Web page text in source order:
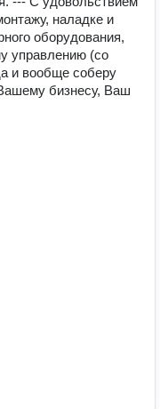
наладке и
оборудования,
управлению (со
и вообще соберу
бизнесу, Ваш